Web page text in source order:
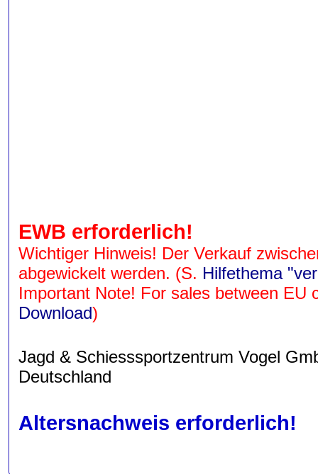
EWB erforderlich!
Wichtiger Hinweis! Der Verkauf
abgewickelt werden. (S. Hilfethema
Important Note! For sales between EU
Download)
Jagd & Schiesssportzentrum Vogel
Deutschland
Altersnachweis erforderlich!